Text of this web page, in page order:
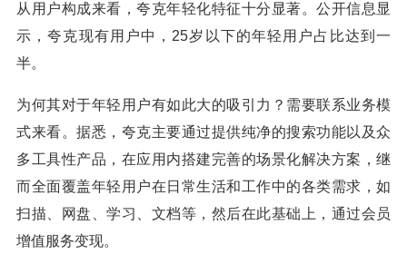
从用户构成来看，夸克年轻化特征十分显著。公开信息显
示，夸克现有用户中，25岁以下的年轻用户占比达到一
半。
为何其对于年轻用户有如此大的吸引力？需要联系业务模
式来看。据悉，夸克主要通过提供纯净的搜索功能以及众
多工具性产品，在应用内搭建完善的场景化解决方案，继
而全面覆盖年轻用户在日常生活和工作中的各类需求，如
扫描、网盘、学习、文档等，然后在此基础上，通过会员
增值服务变现。